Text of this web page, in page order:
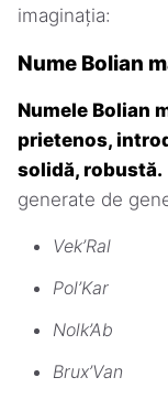
imaginația:
Nume Bolian
Numele Bolian
prietenos,
solidă, robustă.
generate de
Vek’Ral
Pol’Kar
Nolk’Ab
Brux’Van